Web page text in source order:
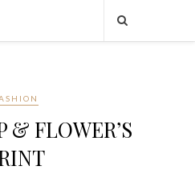
& FLOWER’S